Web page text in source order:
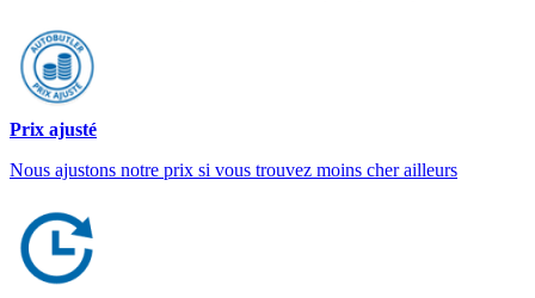
Prix ajusté
Nous ajustons notre prix si vous trouvez moins cher ailleurs